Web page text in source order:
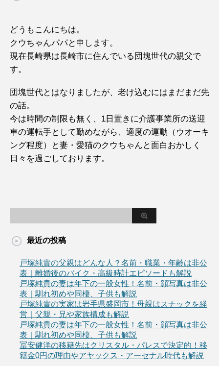
どうもこんにちは。
クウちゃんパパと申します。
現在長崎県は長崎市に住んでいる団塊世代の親父で
す。
団塊世代とはなりましたが、老け込むにはまだまだ先
の話。
今は時間の制限も無く、1日置きに介護事業所の送迎
車の運転手として勤めながら、適度の運動（ウオーキ
ング程度）と妻・愛猫のクウちゃんと面白おかしく
日々を過ごしております。
最近の投稿
戸塚純貴の父親はどんな人？名前・職業・年齢は非公
表｜離婚後のバイク・高級時計エピソードも解説
戸塚純貴の妻は年下の一般女性！名前・顔写真は非公
表｜馴れ初めや同棲、子供も解説
戸塚純貴の実家は岩手県盛岡市！母親はスナックを経
営｜父親・兄や家族構成も解説
戸塚純貴の妻は年下の一般女性！名前・顔写真は非公
表｜馴れ初めや同棲、子供も解説
冨安健洋の移籍先はクリスタル・パレスで決定的！移
籍金0円の理由やアヤックス・アーセナル時代も解説